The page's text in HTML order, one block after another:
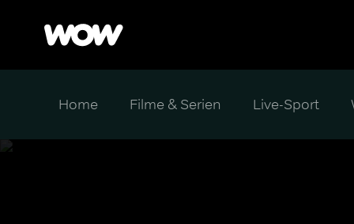
Home Filme & Serien Live-Sport